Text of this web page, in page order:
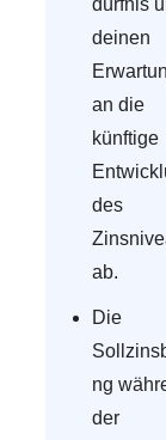
dürfnis
deinen
an die
künftige
des
ab.
Die
ng
der